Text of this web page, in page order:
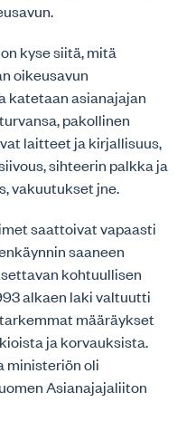
kyse siitä, mitä
oikeusavun
katetaan asianajajan
pakollinen
laitteet ja kirjallisuus,
sihteerin palkka ja
vakuutukset jne.
saattoivat vapaasti
saaneen
kohtuullisen
alkaen laki valtuutti
määräykset
ja korvauksista.
ministeriön oli
Asianajajaliiton